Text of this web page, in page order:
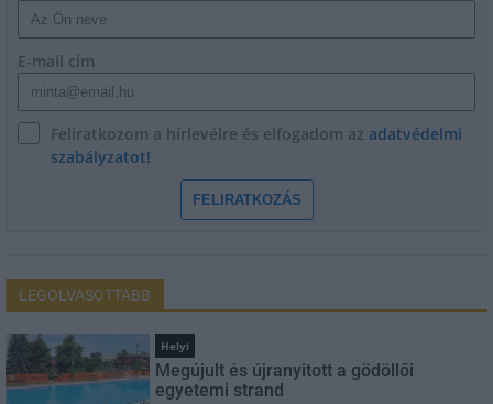
E-mail cím
Feliratkozom a hírlevélre és elfogadom az adatvédelmi
szabályzatot!
FELIRATKOZÁS
LEGOLVASOTTABB
Helyi
Megújult és újranyitott a gödöllői
egyetemi strand